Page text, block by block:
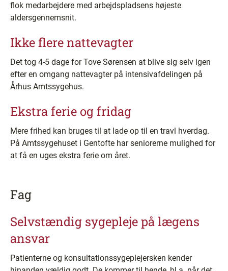
flok medarbejdere med arbejdspladsens højeste
aldersgennemsnit.
Ikke flere nattevagter
Det tog 4-5 dage for Tove Sørensen at blive sig selv igen
efter en omgang nattevagter på intensivafdelingen på
Århus Amtssygehus.
Ekstra ferie og fridag
Mere frihed kan bruges til at lade op til en travl hverdag.
På Amtssygehuset i Gentofte har seniorerne mulighed for
at få en uges ekstra ferie om året.
Fag
Selvstændig sygepleje på lægens
ansvar
Patienterne og konsultationssygeplejersken kender